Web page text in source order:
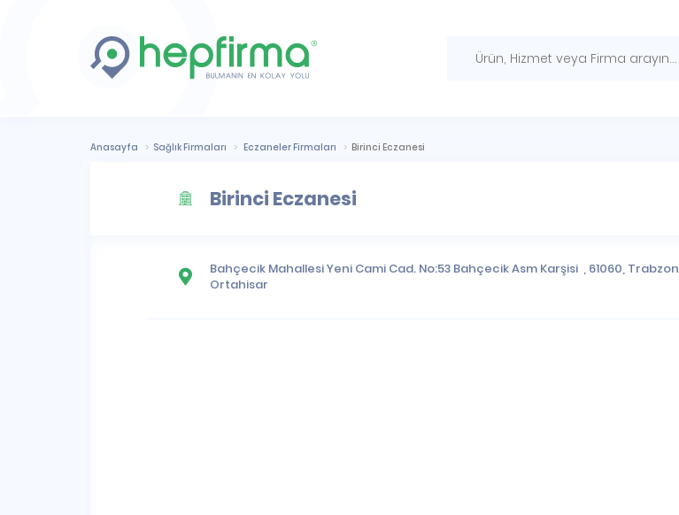
Anasayfa Sağlık Firmaları Eczaneler Firmaları Birinci Eczanesi
Birinci Eczanesi
Bahçecik MahallesiYeni Cami Cad. No:53 Bahçecik Asm Karşisi , 61060, Trabzon
Ortahisar